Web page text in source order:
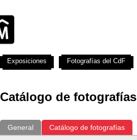
Catálogo de fotografías
General Catálogo de fotografías
Exposiciones Fotografías del CdF